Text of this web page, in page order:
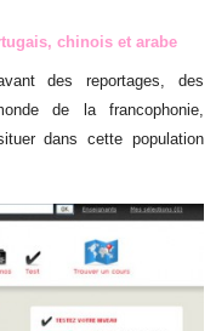
chinois et arabe
des reportages, des
de la francophonie,
dans cette population